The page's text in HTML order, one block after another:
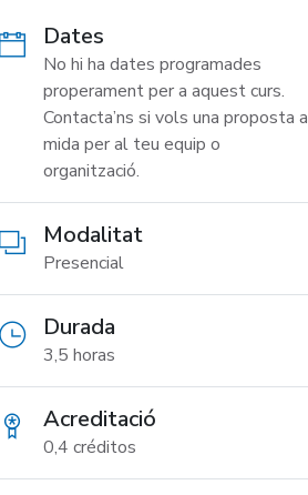
Dates
No hi ha dates programades
properament per a aquest curs.
Contacta’ns si vols una proposta a
mida per al teu equip o
organització.
Modalitat
Presencial
Durada
3,5 horas
Acreditació
0,4 créditos